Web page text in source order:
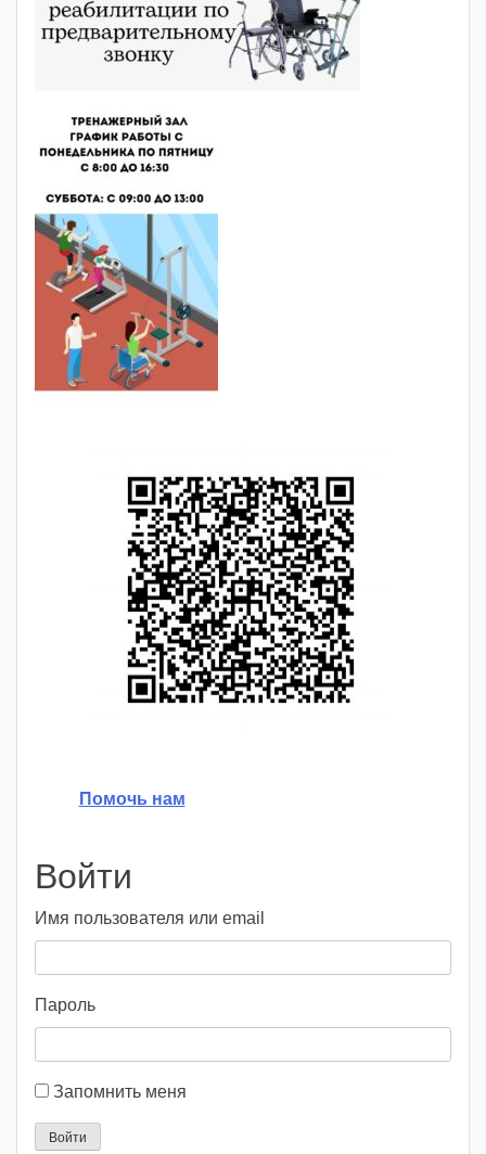
Помочь нам
Войти
Имя пользователя или email
Пароль
Запомнить меня
Войти